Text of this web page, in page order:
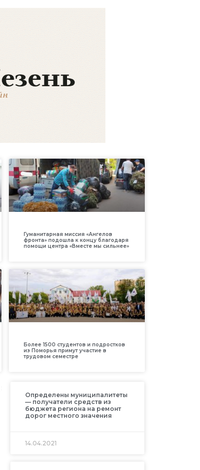
Гуманитарная миссия «Ангелов
фронта» подошла к концу благодаря
помощи центра «Вместе мы сильнее»
Более 1500 студентов и подростков
из Поморья примут участие в
трудовом семестре
Определены муниципалитеты
— получатели средств из
бюджета региона на ремонт
дорог местного значения
14.04.2021